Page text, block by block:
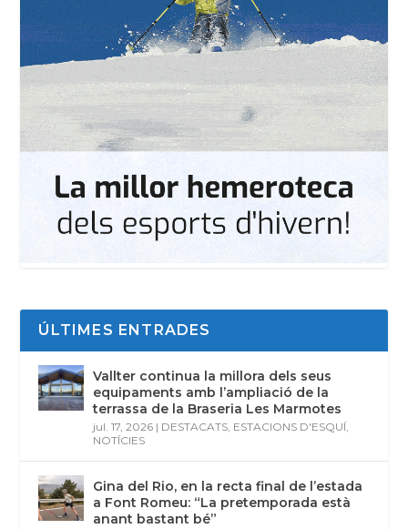
ÚLTIMES ENTRADES
Vallter continua la millora dels seus
equipaments amb l’ampliació de la
terrassa de la Braseria Les Marmotes
jul. 17, 2026 | DESTACATS, ESTACIONS D'ESQUÍ,
NOTÍCIES
Gina del Rio, en la recta final de l’estada
a Font Romeu: “La pretemporada està
anant bastant bé”